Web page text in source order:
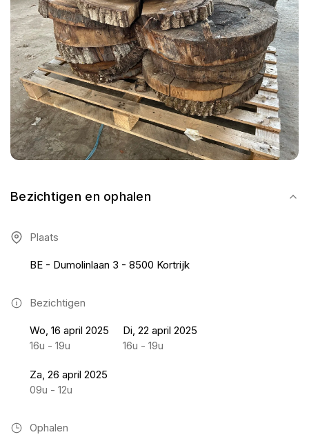
Bezichtigen en ophalen
Plaats
BE - Dumolinlaan 3 - 8500 Kortrijk
Bezichtigen
Wo, 16 april 2025
16u - 19u
Di, 22 april 2025
16u - 19u
Za, 26 april 2025
09u - 12u
Ophalen